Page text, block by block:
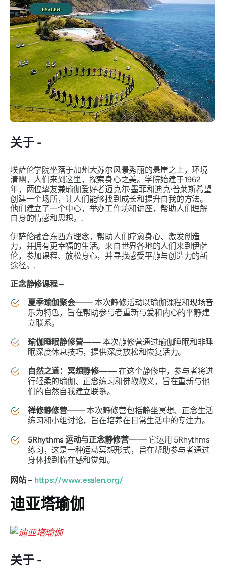
关于 -
埃萨伦学院坐落于加州大苏尔风景秀丽的悬崖之上，环境
清幽，人们来到这里，探索身心之美。学院始建于1962
年，两位挚友兼瑜伽爱好者迈克尔·墨菲和迪克·普莱斯希望
创建一个场所，让人们能够找到成长和提升自我的方法。
他们建立了一个中心，举办工作坊和讲座，帮助人们理解
自身的情感和思想。.
伊萨伦融合东西方理念，帮助人们疗愈身心、激发创造
力，并拥有更幸福的生活。来自世界各地的人们来到伊萨
伦，参加课程、放松身心，并寻找感受平静与创造力的新
途径。.
正念静修课程 –
夏季瑜伽聚会—— 本次静修活动以瑜伽课程和现场音
乐为特色，旨在帮助参与者重新与爱和内心的平静建
立联系。
瑜伽睡眠静修营—— 本次静修营通过瑜伽睡眠和非睡
眠深度休息技巧，提供深度放松和恢复活力。
自然之道：冥想静修——在这个静修中，参与者将进
行轻柔的瑜伽、正念练习和佛教教义，旨在重新与他
们的自然自我建立联系。
禅修静修营——本次静修营包括静坐冥想、正念生活
练习和小组讨论，旨在培养在日常生活中的专注力。
5Rhythms 运动与正念静修营—— 它运用 5Rhythms
练习，这是一种运动冥想形式，旨在帮助参与者通过
身体找到临在感和觉知。
网站 – https://www.esalen.org/
迪亚塔瑜伽
关于 -